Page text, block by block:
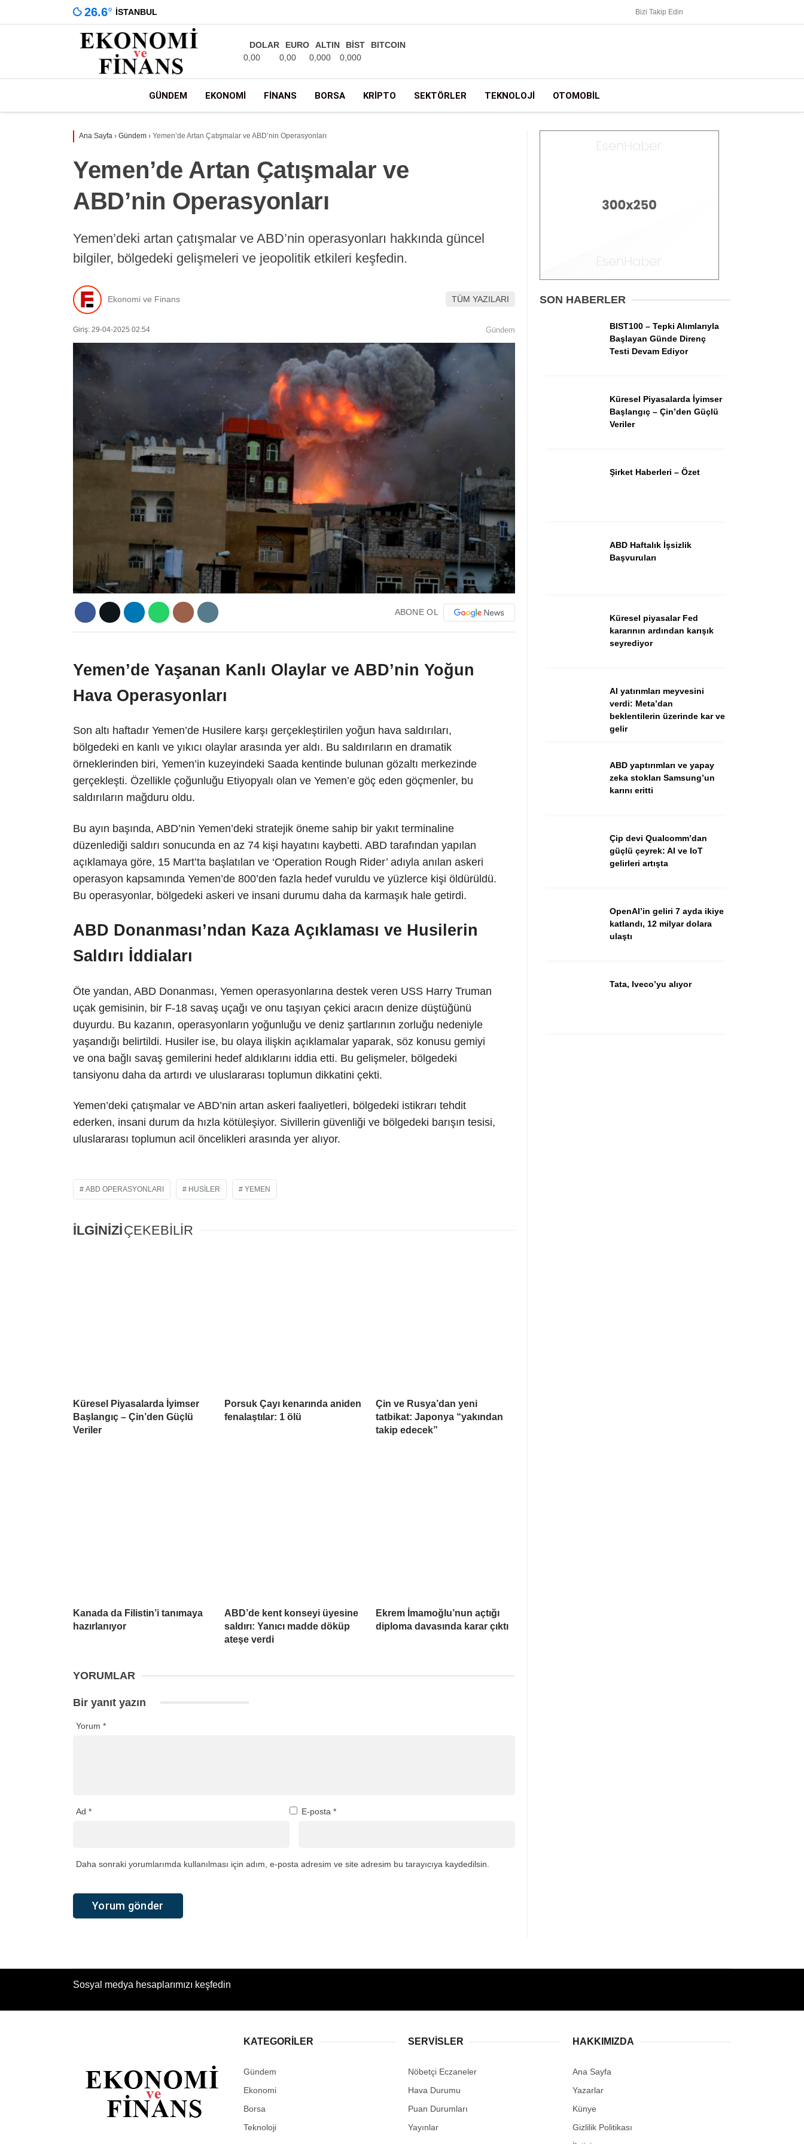
Gündem
Ekonomi
Borsa
Spor
Kripto
26.6° İSTANBUL Bizi Takip Edin
DOLAR
0,00
EURO
0,00
ALTIN
0,000
BİST
0,000
BITCOIN
GÜNDEM EKONOMI FINANS BORSA KRIPTO SEKTÖRLER TEKNOLOJI OTOMOBIL
Ana Sayfa › Gündem › Yemen’de Artan Çatışmalar ve ABD’nin Operasyonları
Yemen’de Artan Çatışmalar ve
ABD’nin Operasyonları
Yemen’deki artan çatışmalar ve ABD’nin operasyonları hakkında güncel
bilgiler, bölgedeki gelişmeleri ve jeopolitik etkileri keşfedin.
Ekonomi ve Finans TÜM YAZILARI
Giriş: 29-04-2025 02:54 Gündem
ABONE OL
Yemen’de Yaşanan Kanlı Olaylar ve ABD’nin Yoğun
Hava Operasyonları
Son altı haftadır Yemen’de Husilere karşı gerçekleştirilen yoğun hava saldırıları,
bölgedeki en kanlı ve yıkıcı olaylar arasında yer aldı. Bu saldırıların en dramatik
örneklerinden biri, Yemen’in kuzeyindeki Saada kentinde bulunan gözaltı merkezinde
gerçekleşti. Özellikle çoğunluğu Etiyopyalı olan ve Yemen’e göç eden göçmenler, bu
saldırıların mağduru oldu.
Bu ayın başında, ABD’nin Yemen’deki stratejik öneme sahip bir yakıt terminaline
düzenlediği saldırı sonucunda en az 74 kişi hayatını kaybetti. ABD tarafından yapılan
açıklamaya göre, 15 Mart’ta başlatılan ve ‘Operation Rough Rider’ adıyla anılan askeri
operasyon kapsamında Yemen’de 800’den fazla hedef vuruldu ve yüzlerce kişi öldürüldü.
Bu operasyonlar, bölgedeki askeri ve insani durumu daha da karmaşık hale getirdi.
ABD Donanması’ndan Kaza Açıklaması ve Husilerin
Saldırı İddiaları
Öte yandan, ABD Donanması, Yemen operasyonlarına destek veren USS Harry Truman
uçak gemisinin, bir F-18 savaş uçağı ve onu taşıyan çekici aracın denize düştüğünü
duyurdu. Bu kazanın, operasyonların yoğunluğu ve deniz şartlarının zorluğu nedeniyle
yaşandığı belirtildi. Husiler ise, bu olaya ilişkin açıklamalar yaparak, söz konusu gemiyi
ve ona bağlı savaş gemilerini hedef aldıklarını iddia etti. Bu gelişmeler, bölgedeki
tansiyonu daha da artırdı ve uluslararası toplumun dikkatini çekti.
Yemen’deki çatışmalar ve ABD’nin artan askeri faaliyetleri, bölgedeki istikrarı tehdit
ederken, insani durum da hızla kötüleşiyor. Sivillerin güvenliği ve bölgedeki barışın tesisi,
uluslararası toplumun acil öncelikleri arasında yer alıyor.
ABD OPERASYONLARI HUSILER YEMEN
İLGİNİZİÇEKEBİLİR
Küresel Piyasalarda İyimser
Başlangıç – Çin’den Güçlü
Veriler
Porsuk Çayı kenarında aniden
fenalaştılar: 1 ölü
Çin ve Rusya’dan yeni
tatbikat: Japonya “yakından
takip edecek”
Kanada da Filistin’i tanımaya
hazırlanıyor
ABD’de kent konseyi üyesine
saldırı: Yanıcı madde döküp
ateşe verdi
Ekrem İmamoğlu’nun açtığı
diploma davasında karar çıktı
YORUMLAR
Bir yanıt yazın
Yorum *
Ad * E-posta *
Daha sonraki yorumlarımda kullanılması için adım, e-posta adresim ve site adresim bu tarayıcıya kaydedilsin.
SON HABERLER
BIST100 – Tepki Alımlarıyla
Başlayan Günde Direnç
Testi Devam Ediyor
Küresel Piyasalarda İyimser
Başlangıç – Çin’den Güçlü
Veriler
Şirket Haberleri – Özet
ABD Haftalık İşsizlik
Başvuruları
Küresel piyasalar Fed
kararının ardından karışık
seyrediyor
AI yatırımları meyvesini
verdi: Meta’dan
beklentilerin üzerinde kar ve
gelir
ABD yaptırımları ve yapay
zeka stokları Samsung’un
karını eritti
Çip devi Qualcomm’dan
güçlü çeyrek: AI ve IoT
gelirleri artışta
OpenAI’in geliri 7 ayda ikiye
katlandı, 12 milyar dolara
ulaştı
Tata, Iveco’yu alıyor
Sosyal medya hesaplarımızı keşfedin
KATEGORİLER
Gündem
Ekonomi
Borsa
Teknoloji
SERVİSLER
Nöbetçi Eczaneler
Hava Durumu
Puan Durumları
Yayınlar
HAKKIMIZDA
Ana Sayfa
Yazarlar
Künye
Gizlilik Politikası